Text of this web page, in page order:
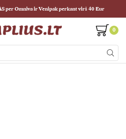
per Omniva ir Venipak perkant virš 40 Eur
0